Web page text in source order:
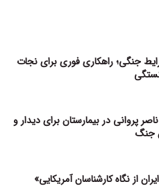
جنگی؛ راهکاری فوری برای نجات
پروانی در بیمارستان برای دیدار و
جنگ
از نگاه کارشناسان آمریکایی»